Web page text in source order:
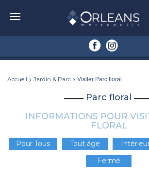
Accueil > Jardin & Parc > Visiter Parc floral
Parc floral
INFORMATIONS POUR
FLORAL
Pour Tous Tout âge
Fermé